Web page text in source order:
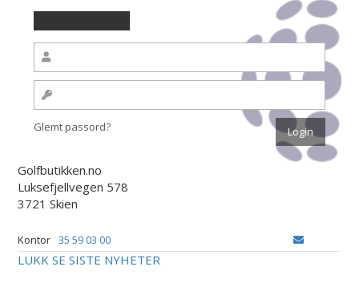
Glemt passord?
Golfbutikken.no
Luksefjellvegen 578
3721 Skien
Kontor 35 59 03 00
LUKK SE SISTE NYHETER